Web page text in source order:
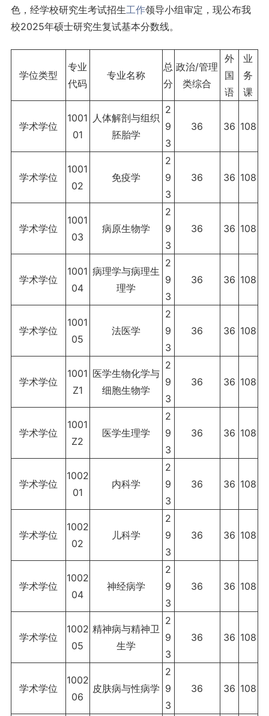
色，经学校研究生考试招生工作领导小组审定，现公布我
校2025年硕士研究生复试基本分数线。
学位类型
专业
代码
专业名称
总
分
政治/管理
类综合
外
国
语
业
务
课
学术学位
1001
01
人体解剖与组织
胚胎学
2
9
3
36 36 108
学术学位
1001
02
免疫学
2
9
3
36 36 108
学术学位
1001
03
病原生物学
2
9
3
36 36 108
学术学位
1001
04
病理学与病理生
理学
2
9
3
36 36 108
学术学位
1001
05
法医学
2
9
3
36 36 108
学术学位
1001
Z1
医学生物化学与
细胞生物学
2
9
3
36 36 108
学术学位
1001
Z2
医学生理学
2
9
3
36 36 108
学术学位
1002
01
内科学
2
9
3
36 36 108
学术学位
1002
02
儿科学
2
9
3
36 36 108
学术学位
1002
04
神经病学
2
9
3
36 36 108
学术学位
1002
05
精神病与精神卫
生学
2
9
3
36 36 108
学术学位
1002
06
皮肤病与性病学
2
9
3
36 36 108